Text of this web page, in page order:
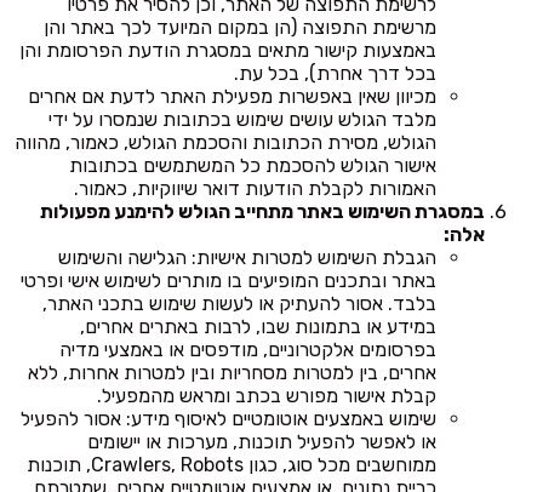
מרשימת התפוצה (הן במקום המיועד לכך באתר והן
באמצעות קישור מתאים במסגרת הודעת הפרסומת והן
בכל דרך אחרת), בכל עת.
מכיוון שאין באפשרות מפעילת האתר לדעת אם אחרים
מלבד הגולש עושים שימוש בכתובות שנמסרו על ידי
הגולש, מסירת הכתובות והסכמת הגולש, כאמור, מהווה
אישור הגולש להסכמת כל המשתמשים בכתובות
האמורות לקבלת הודעות דואר שיווקיות, כאמור.
במסגרת השימוש באתר מתחייב הגולש להימנע מפעולות
אלה:
הגבלת השימוש למטרות אישיות: הגלישה והשימוש
באתר ובתכנים המופיעים בו מותרים לשימוש אישי ופרטי
בלבד. אסור להעתיק או לעשות שימוש בתכני האתר,
במידע או בתמונות שבו, לרבות באתרים אחרים,
בפרסומים אלקטרוניים, מודפסים או באמצעי מדיה
אחרים, בין למטרות מסחריות ובין למטרות אחרות, ללא
קבלת אישור מפורש בכתב ומראש מהמפעיל.
שימוש באמצעים אוטומטיים לאיסוף מידע: אסור להפעיל
או לאפשר להפעיל תוכנות, מערכות או יישומים
ממוחשבים מכל סוג, כגון Crawlers, Robots, תוכנות